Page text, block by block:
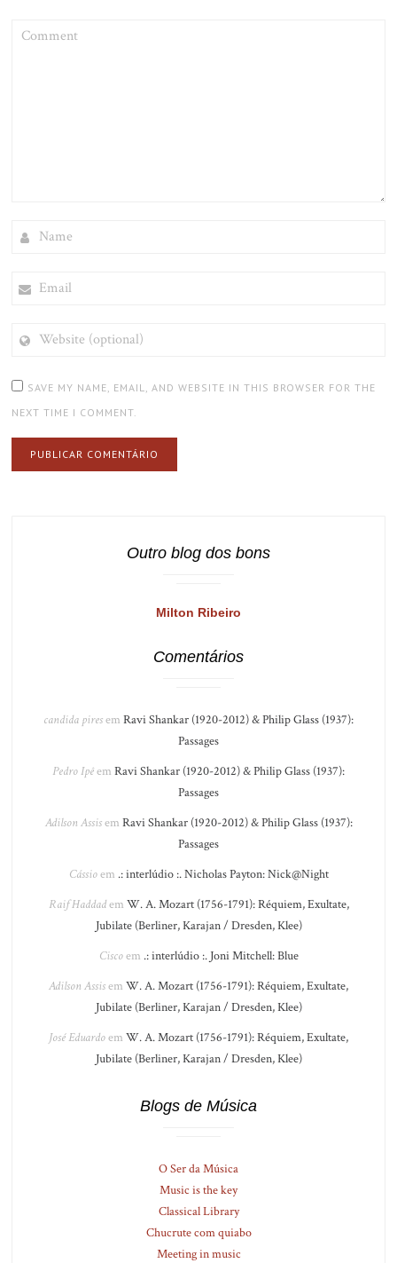
(OPTIONAL)
SAVE MY NAME, EMAIL, AND WEBSITE IN THIS BROWSER FOR THE
NEXT TIME I COMMENT.
Outro blog dos bons
Milton Ribeiro
Comentários
candida piresem Ravi Shankar (1920-2012) & Philip Glass (1937):
Passages
Pedro Ipêem Ravi Shankar (1920-2012) & Philip Glass (1937):
Passages
Adilson Assisem Ravi Shankar (1920-2012) & Philip Glass (1937):
Passages
Cássioem .: interlúdio :. Nicholas Payton: Nick@Night
Raif Haddadem W. A. Mozart (1756-1791): Réquiem, Exultate,
Jubilate (Berliner, Karajan / Dresden, Klee)
Ciscoem .: interlúdio :. Joni Mitchell: Blue
Adilson Assisem W. A. Mozart (1756-1791): Réquiem, Exultate,
Jubilate (Berliner, Karajan / Dresden, Klee)
José Eduardoem W. A. Mozart (1756-1791): Réquiem, Exultate,
Jubilate (Berliner, Karajan / Dresden, Klee)
Blogs de Música
O Ser da Música
Music is the key
Classical Library
Chucrute com quiabo
Meeting in music